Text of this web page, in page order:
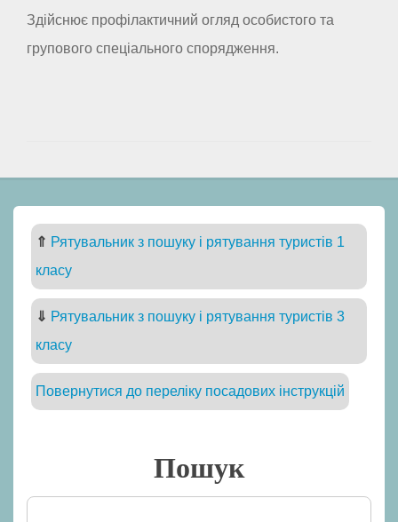
Здійснює профілактичний огляд особистого та
групового спеціального спорядження.
⇑ Рятувальник з пошуку і рятування туристів 1
класу
⇓ Рятувальник з пошуку і рятування туристів 3
класу
Повернутися до переліку посадових інструкцій
Пошук